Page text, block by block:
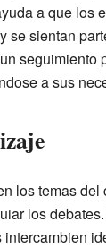
a que los
se sientan
seguimiento
a sus
los temas del
los